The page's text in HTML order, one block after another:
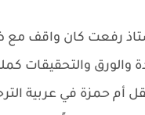
رفعت كان واقف مع
والورق والتحقيقات
أم حمزة في عربية